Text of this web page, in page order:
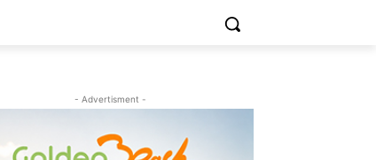
- Advertisment -